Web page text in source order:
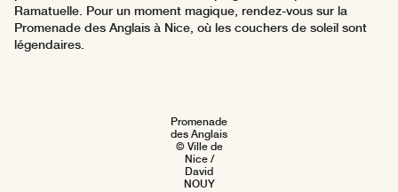
Ramatuelle. Pour un moment magique, rendez-vous sur la
Promenade des Anglais à Nice, où les couchers de soleil sont
légendaires.
Promenade
des Anglais
© Ville de
Nice /
David
NOUY